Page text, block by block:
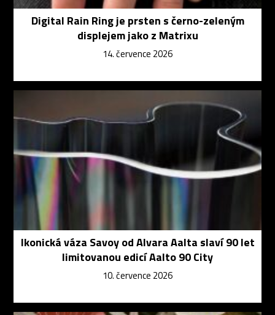
Digital Rain Ring je prsten s černo-zeleným
displejem jako z Matrixu
14. července 2026
Ikonická váza Savoy od Alvara Aalta slaví 90 let
limitovanou edicí Aalto 90 City
10. července 2026